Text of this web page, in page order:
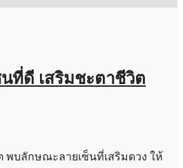
ที่ดี เสริมชะตาชีวิต
พบลักษณะลายเซ็นที่เสริมดวง ให้